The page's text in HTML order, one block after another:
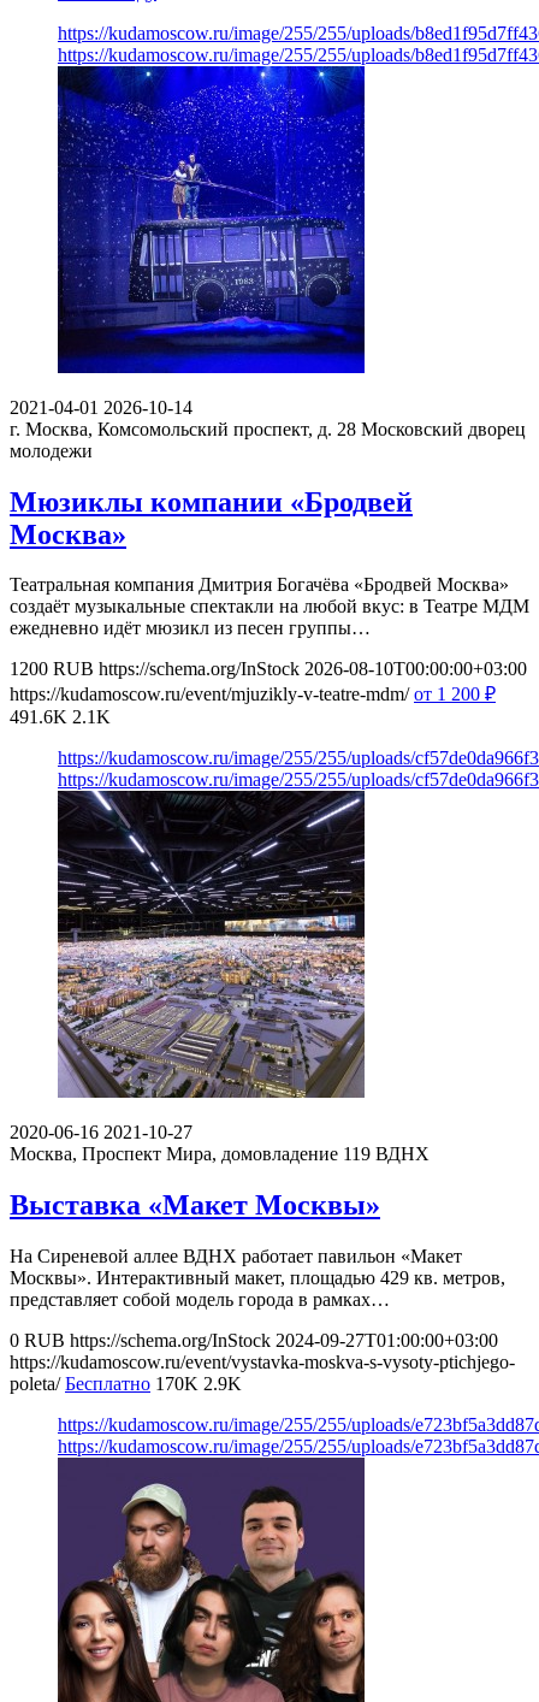
https://kudamoscow.ru/image/255/255/uploads/
https://kudamoscow.ru/image/255/255/uploads/
2021-04-01 2026-10-14
г. Москва, Комсомольский проспект, д. 28 Московский дворец
молодежи
Мюзиклы компании «Бродвей
Москва»
Театральная компания Дмитрия Богачёва «Бродвей Москва»
создаёт музыкальные спектакли на любой вкус: в Театре МДМ
ежедневно идёт мюзикл из песен группы…
1200 RUB https://schema.org/InStock 2026-08-10T00:00:00+03:00
https://kudamoscow.ru/event/mjuzikly-v-teatre-mdm/ от 1 200 ₽
491.6K 2.1K
https://kudamoscow.ru/image/255/255/uploads/
https://kudamoscow.ru/image/255/255/uploads/
2020-06-16 2021-10-27
Москва, Проспект Мира, домовладение 119 ВДНХ
Выставка «Макет Москвы»
На Сиреневой аллее ВДНХ работает павильон «Макет
Москвы». Интерактивный макет, площадью 429 кв. метров,
представляет собой модель города в рамках…
0 RUB https://schema.org/InStock 2024-09-27T01:00:00+03:00
https://kudamoscow.ru/event/vystavka-moskva-s-vysoty-ptichjego-
poleta/ Бесплатно 170K 2.9K
https://kudamoscow.ru/image/255/255/uploads/
https://kudamoscow.ru/image/255/255/uploads/